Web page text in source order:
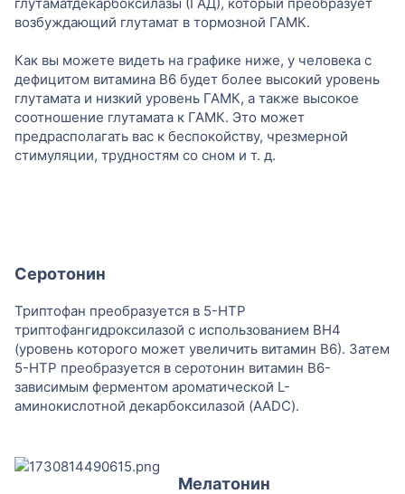
возбуждающий глутамат в тормозной ГАМК.
Как вы можете видеть на графике ниже, у человека с
дефицитом витамина B6 будет более высокий уровень
глутамата и низкий уровень ГАМК, а также высокое
соотношение глутамата к ГАМК. Это может
предрасполагать вас к беспокойству, чрезмерной
стимуляции, трудностям со сном и т. д.
Серотонин
Триптофан преобразуется в 5-HTP
триптофангидроксилазой с использованием BH4
(уровень которого может увеличить витамин B6). Затем
5-HTP преобразуется в серотонин витамин B6-
зависимым ферментом ароматической L-
аминокислотной декарбоксилазой (AADC).
Мелатонин